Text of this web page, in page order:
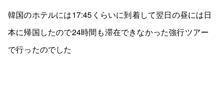
韓国のホテルには17:45くらいに到着して翌日の昼には日
本に帰国したので24時間も滞在できなかった強行ツアー
で行ったのでした